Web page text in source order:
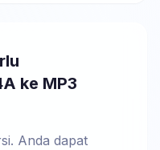
ke MP3
Anda dapat